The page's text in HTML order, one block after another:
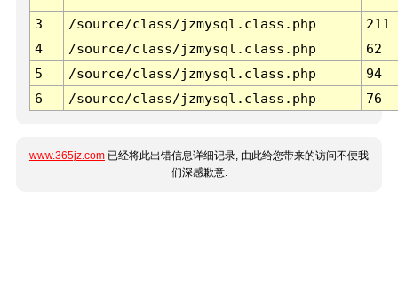
3 /source/class/jzmysql.class.php
211
4
/source/class/jzmysql.class.php
62
5
/source/class/jzmysql.class.php
94
6
/source/class/jzmysql.class.php 76
www.365jz.com 已经将此出错信息详细记录, 由此给您带来的访问不便我
们深感歉意.